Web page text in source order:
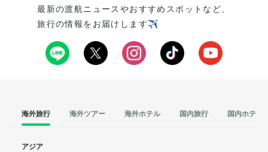
最新の渡航ニュースやおすすめスポットなど、
旅行の情報をお届けします✈️
海外旅行 海外ツアー 海外ホテル 国内旅行 国内ホテル
アジア